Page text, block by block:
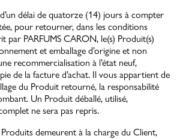
délai de quatorze (14) jours à compter
pour retourner, dans les conditions
par PARFUMS CARON, le(s) Produit(s)
et emballage d’origine et non
recommercialisation à l’état neuf,
de la facture d’achat. Il vous appartient de
du Produit retourné, la responsabilité
Un Produit déballé, utilisé,
ne sera pas repris.
demeurent à la charge du Client,